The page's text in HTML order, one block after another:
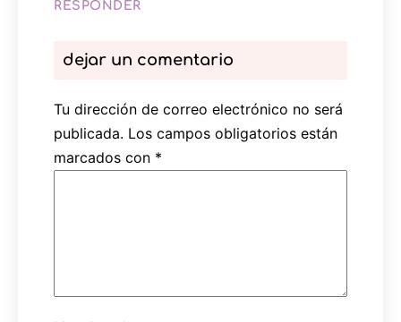
RESPONDER
dejar un comentario
Tu dirección de correo electrónico no será
publicada. Los campos obligatorios están
marcados con *